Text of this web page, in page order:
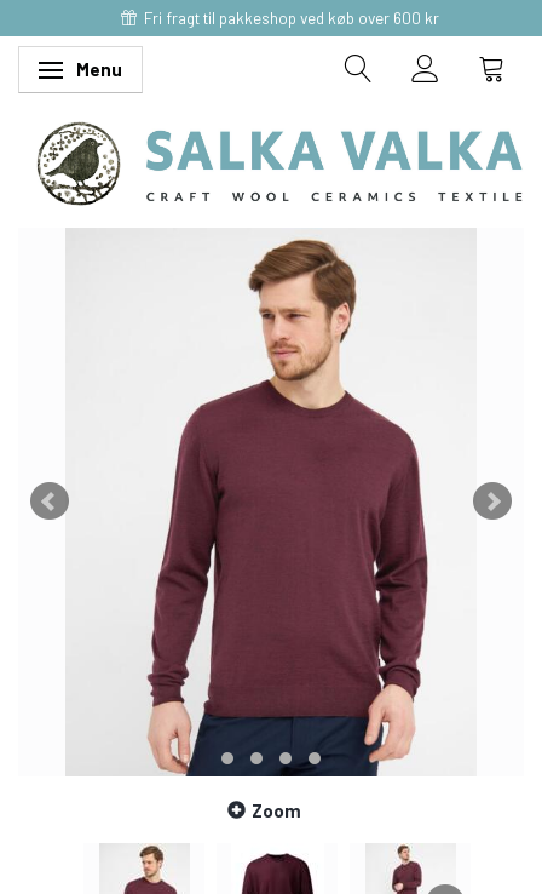
Fri fragt til pakkeshop ved køb over 600 kr
Skifte navigation
Menu
Zoom